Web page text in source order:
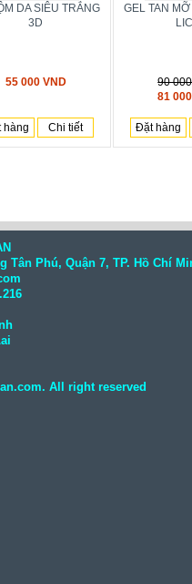
DA SIÊU TRẮNG
3D
55 000 VND
hàng Chi tiết
GEL TAN
90
81
Đặt hàng
Tân Phú, Quận 7, TP. Hồ Chí
. All right reserved